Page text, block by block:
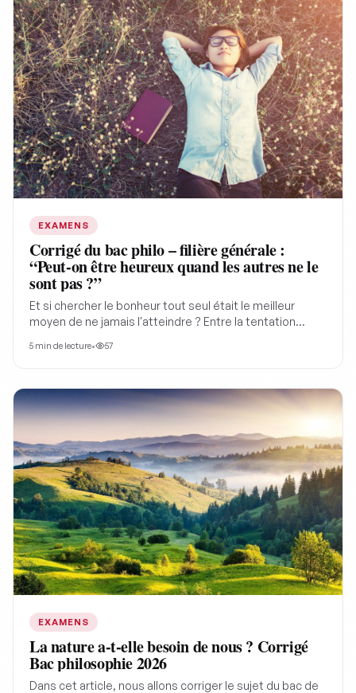
EXAMENS
Corrigé du bac philo – filière générale :
“Peut-on être heureux quand les autres ne le
sont pas ?”
Et si chercher le bonheur tout seul était le meilleur
moyen de ne jamais l'atteindre ? Entre la tentation
porosité de notre sensibilité humaine, la philosophie
d'être heureux. Peut-on être heureux quand les autres
ne le sont pas? Comment dépasser la culpabilité et
transformer notre malaise face à la souffrance d'autrui
en un puissant moteur d'action collective.
5 min de lecture• 57
EXAMENS
La nature a-t-elle besoin de nous ? Corrigé
Bac philosophie 2026
Dans cet article, nous allons corriger le sujet du bac de